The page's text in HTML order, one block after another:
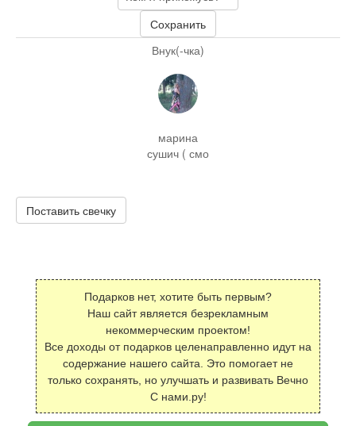
Сохранить
Внук(-чка)
марина
сушич ( смо
Поставить свечку
Подарков нет, хотите быть первым?
Наш сайт является безрекламным
некоммерческим проектом!
Все доходы от подарков целенаправленно идут на
содержание нашего сайта. Это помогает не
только сохранять, но улучшать и развивать Вечно
С нами.ру!